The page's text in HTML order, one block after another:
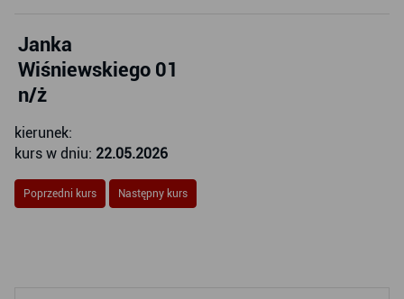
Janka
Wiśniewskiego 01
n/ż
kierunek:
kurs w dniu: 22.05.2026
Poprzedni kurs Następny kurs